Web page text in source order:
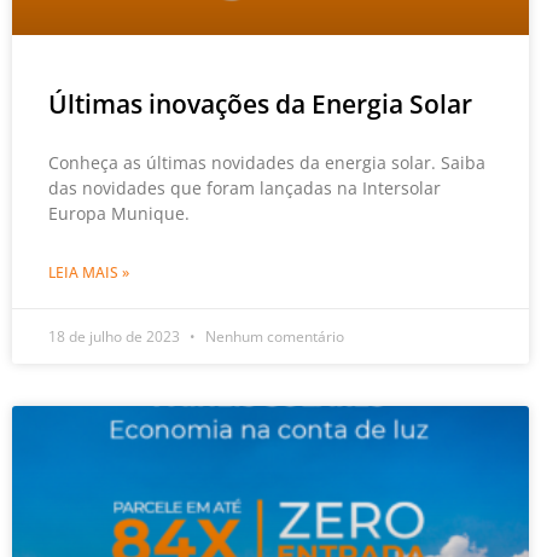
Últimas inovações da Energia Solar
Conheça as últimas novidades da energia solar. Saiba
das novidades que foram lançadas na Intersolar
Europa Munique.
LEIA MAIS »
18 de julho de 2023 Nenhum comentário